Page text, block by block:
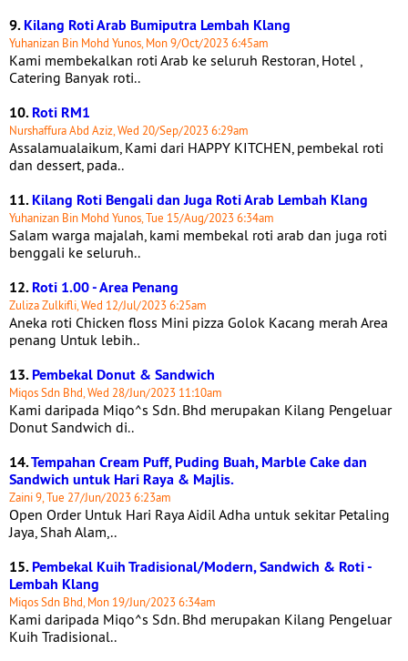
9.Kilang Roti Arab Bumiputra Lembah Klang
Yuhanizan Bin Mohd Yunos, Mon 9/Oct/2023 6:45am
Kami membekalkan roti Arab ke seluruh Restoran, Hotel ,
Catering Banyak roti..
10.Roti RM1
Nurshaffura Abd Aziz, Wed 20/Sep/2023 6:29am
Assalamualaikum, Kami dari HAPPY KITCHEN, pembekal roti
dan dessert, pada..
11.Kilang Roti Bengali dan Juga Roti Arab Lembah Klang
Yuhanizan Bin Mohd Yunos, Tue 15/Aug/2023 6:34am
Salam warga majalah, kami membekal roti arab dan juga roti
benggali ke seluruh..
12.Roti 1.00 - Area Penang
Zuliza Zulkifli, Wed 12/Jul/2023 6:25am
Aneka roti Chicken floss Mini pizza Golok Kacang merah Area
penang Untuk lebih..
13.Pembekal Donut & Sandwich
Miqos Sdn Bhd, Wed 28/Jun/2023 11:10am
Kami daripada Miqo^s Sdn. Bhd merupakan Kilang Pengeluar
Donut Sandwich di..
14.Tempahan Cream Puff, Puding Buah, Marble Cake dan
Sandwich untuk Hari Raya & Majlis.
Zaini 9, Tue 27/Jun/2023 6:23am
Open Order Untuk Hari Raya Aidil Adha untuk sekitar Petaling
Jaya, Shah Alam,..
15.Pembekal Kuih Tradisional/Modern, Sandwich & Roti -
Lembah Klang
Miqos Sdn Bhd, Mon 19/Jun/2023 6:34am
Kami daripada Miqo^s Sdn. Bhd merupakan Kilang Pengeluar
Kuih Tradisional..